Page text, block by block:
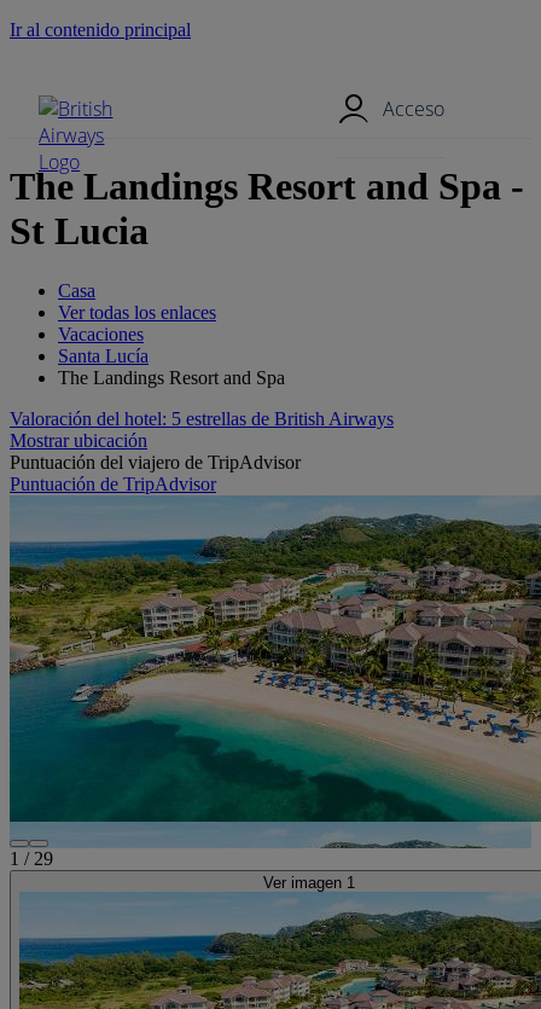
Ir al contenido principal
Acceso
The Landings Resort and Spa -
St Lucia
Casa
Ver todas los enlaces
Vacaciones
Santa Lucía
The Landings Resort and Spa
Valoración del hotel: 5 estrellas de British Airways
Mostrar ubicación
Puntuación del viajero de TripAdvisor
Puntuación de TripAdvisor
1 / 29
Ver imagen 1